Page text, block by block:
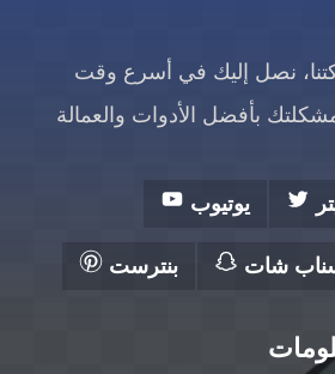
نصل إليك في أسرع وقت
بأفضل الأدوات والعمالة
يوتيوب
شات بنترست